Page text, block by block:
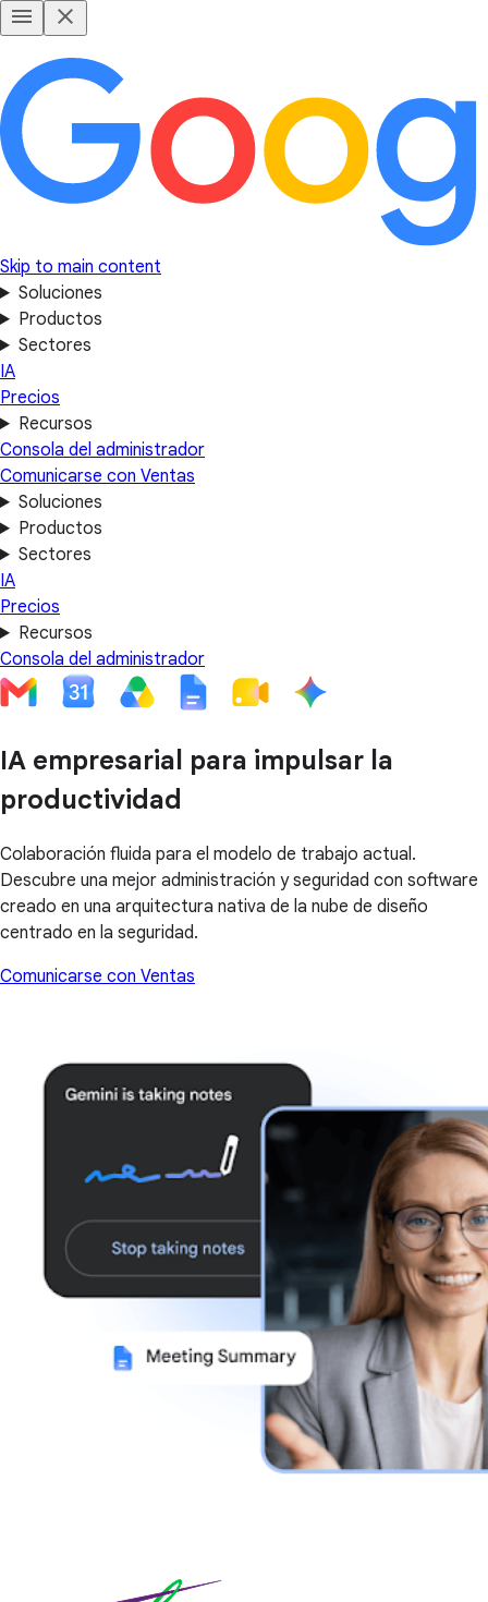
Skip to main content
Soluciones
Productos
Sectores
IA
Precios
Recursos
Consola del administrador
Comunicarse con Ventas
Soluciones
Productos
Sectores
IA
Precios
Recursos
Consola del administrador
IA empresarial para impulsar la
productividad
Colaboración fluida para el modelo de trabajo actual.
Descubre una mejor administración y seguridad con software
creado en una arquitectura nativa de la nube de diseño
centrado en la seguridad.
Comunicarse con Ventas